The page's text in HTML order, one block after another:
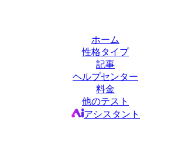
ホーム
性格タイプ
記事
ヘルプセンター
料金
他のテスト
アシスタント